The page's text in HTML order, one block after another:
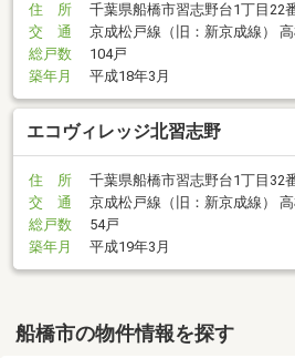
住 所
千葉県船橋市習志野台1丁目22
交 通
京成松戸線（旧：新京成線）
総戸数
104戸
築年月
平成18年3月
エコヴィレッジ北習志野
住 所
千葉県船橋市習志野台1丁目32
交 通
京成松戸線（旧：新京成線）
総戸数
54戸
築年月
平成19年3月
船橋市の物件情報を探す